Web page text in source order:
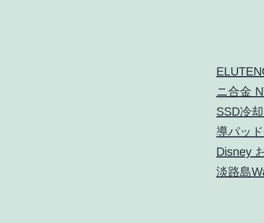
ニ合金
SSD冷
導パッ
Disney
淡路島